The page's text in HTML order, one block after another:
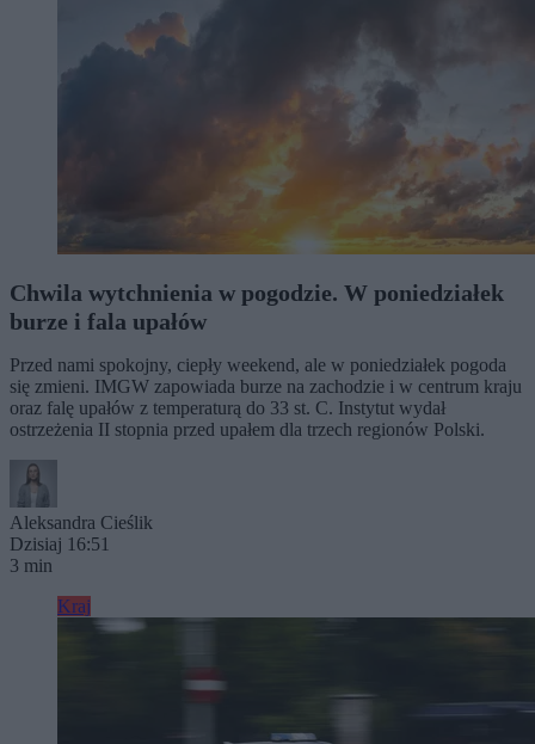
Chwila wytchnienia w pogodzie. W poniedziałek
burze i fala upałów
Przed nami spokojny, ciepły weekend, ale w poniedziałek pogoda
się zmieni. IMGW zapowiada burze na zachodzie i w centrum kraju
oraz falę upałów z temperaturą do 33 st. C. Instytut wydał
ostrzeżenia II stopnia przed upałem dla trzech regionów Polski.
Aleksandra Cieślik
Dzisiaj 16:51
3 min
Kraj